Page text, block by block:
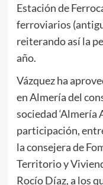
Estación de
ferroviarios
reiterando así la
año.
Vázquez ha
en Almería del
sociedad ‘Almería
participación,
la consejera de
Territorio y
Rocío Díaz, a los